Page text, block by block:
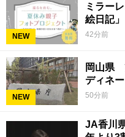
NEW
ミラー
絵日記
42分前
NEW
岡山県
ディネ
50分前
JA香川